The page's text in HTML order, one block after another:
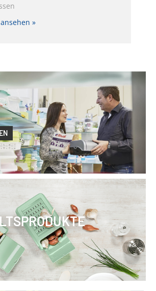
»about Messe „Ambiente“ 2025